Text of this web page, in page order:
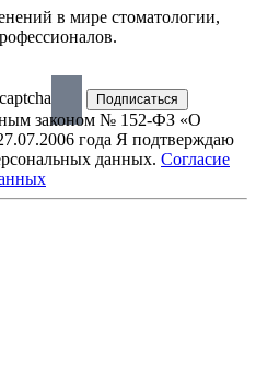
в мире стоматологии,
законом № 152-ФЗ «О
года Я подтверждаю
данных. Согласие